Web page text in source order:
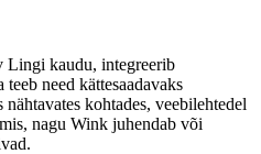
Lingi kaudu, integreerib
need kättesaadavaks
kohtades, veebilehtedel
nagu Wink juhendab või